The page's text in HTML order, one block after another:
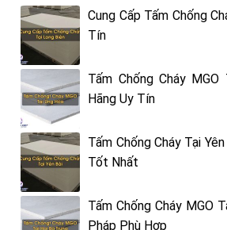
Cung Cấp Tấm Chống
Tín
Tấm Chống Cháy
Hãng Uy Tín
Tấm Chống Cháy Tại
Tốt Nhất
Tấm Chống Cháy MGO
Pháp Phù Hợp